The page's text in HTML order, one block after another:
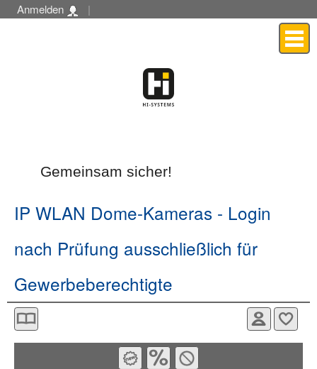
Gemeinsam sicher!
IP WLAN Dome-Kameras - Login
nach Prüfung ausschließlich für
Gewerbeberechtigte
Anmelden |